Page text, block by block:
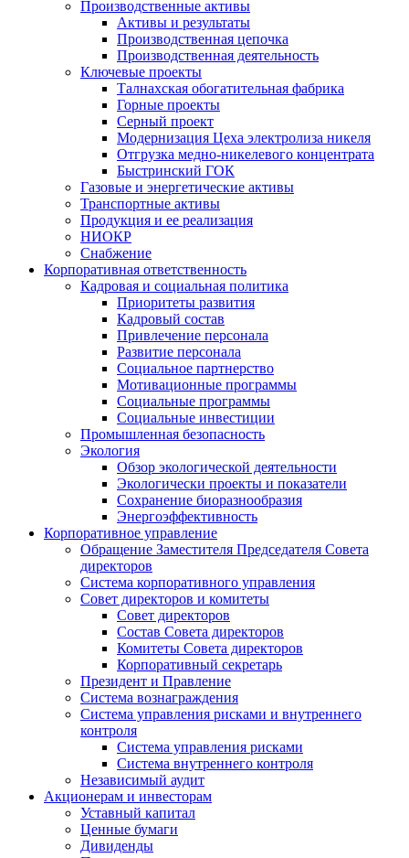
Производственные активы
Активы и результаты
Производственная цепочка
Производственная деятельность
Ключевые проекты
Талнахская обогатительная фабрика
Горные проекты
Серный проект
Модернизация Цеха электролиза никеля
Отгрузка медно-никелевого концентрата
Быстринский ГОК
Газовые и энергетические активы
Транспортные активы
Продукция и ее реализация
НИОКР
Снабжение
Корпоративная ответственность
Кадровая и социальная политика
Приоритеты развития
Кадровый состав
Привлечение персонала
Развитие персонала
Социальное партнерство
Мотивационные программы
Социальные программы
Социальные инвестиции
Промышленная безопасность
Экология
Обзор экологической деятельности
Экологически проекты и показатели
Сохранение биоразнообразия
Энергоэффективность
Корпоративное управление
Обращение Заместителя Председателя Совета
директоров
Система корпоративного управления
Совет директоров и комитеты
Совет директоров
Состав Совета директоров
Комитеты Совета директоров
Корпоративный секретарь
Президент и Правление
Система вознаграждения
Система управления рисками и внутреннего
контроля
Система управления рисками
Система внутреннего контроля
Независимый аудит
Акционерам и инвесторам
Уставный капитал
Ценные бумаги
Дивиденды